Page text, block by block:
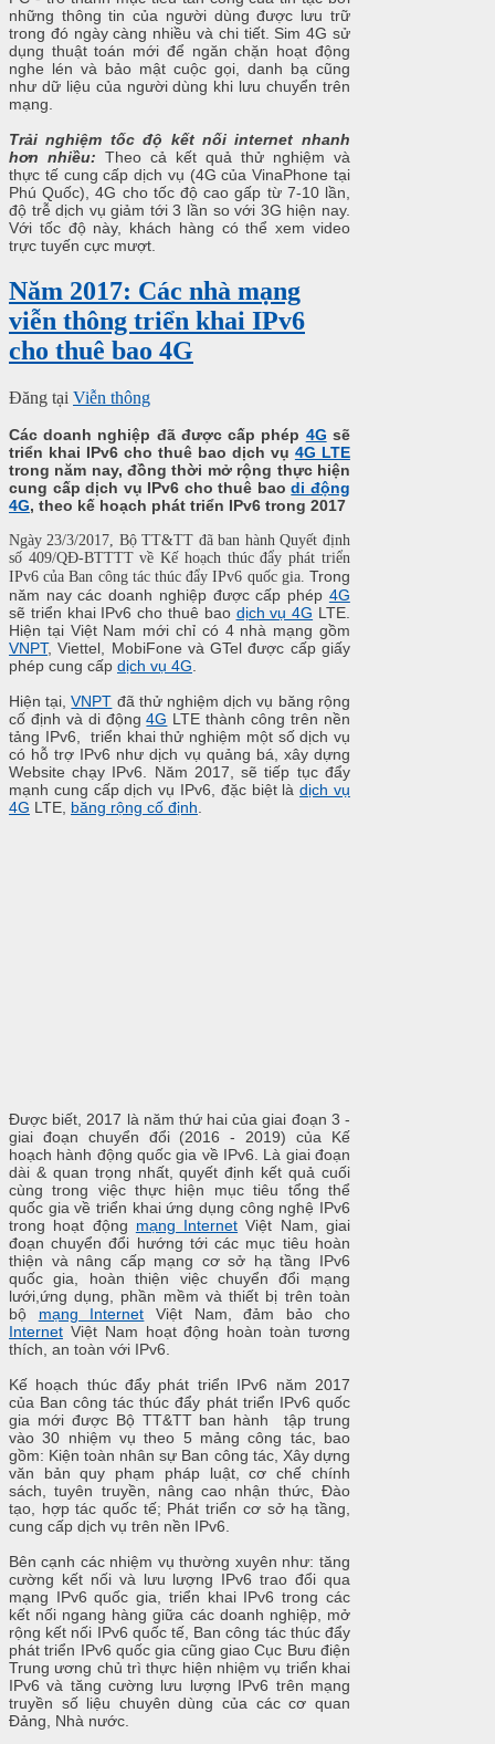
những thông tin của người dùng được lưu trữ
trong đó ngày càng nhiều và chi tiết. Sim 4G sử
dụng thuật toán mới để ngăn chặn hoạt động
nghe lén và bảo mật cuộc gọi, danh bạ cũng
như dữ liệu của người dùng khi lưu chuyển trên
mạng.
Trải nghiệm tốc độ kết nối internet nhanh
hơn nhiều: Theo cả kết quả thử nghiệm và
thực tế cung cấp dịch vụ (4G của VinaPhone tại
Phú Quốc), 4G cho tốc độ cao gấp từ 7-10 lần,
độ trễ dịch vụ giảm tới 3 lần so với 3G hiện nay.
Với tốc độ này, khách hàng có thể xem video
trực tuyến cực mượt.
Năm 2017: Các nhà mạng
viễn thông triển khai IPv6
cho thuê bao 4G
Đăng tại Viễn thông
Các doanh nghiệp đã được cấp phép 4G sẽ
triển khai IPv6 cho thuê bao dịch vụ 4G LTE
trong năm nay, đồng thời mở rộng thực hiện
cung cấp dịch vụ IPv6 cho thuê baodi động
4G, theo kế hoạch phát triển IPv6 trong 2017
Ngày 23/3/2017, Bộ TT&TT đã ban hành Quyết định
số 409/QĐ-BTTTT về Kế hoạch thúc đẩy phát triển
IPv6 của Ban công tác thúc đẩy IPv6 quốc gia. Trong
năm nay các doanh nghiệp được cấp phép 4G
sẽ triển khai IPv6 cho thuê bao dịch vụ 4G LTE.
Hiện tại Việt Nam mới chỉ có 4 nhà mạng gồm
VNPT, Viettel, MobiFone và GTel được cấp giấy
phép cung cấp dịch vụ 4G
Hiện tại,VNPT đã thử nghiệm dịch vụ băng rộng
cố định và di động4G LTE thành công trên nền
tảng IPv6, triển khai thử nghiệm một số dịch vụ
có hỗ trợ IPv6 như dịch vụ quảng bá, xây dựng
Website chạy IPv6. Năm 2017, sẽ tiếp tục đẩy
mạnh cung cấp dịch vụ IPv6, đặc biệt làdịch vụ
4G LTE, băng rộng cố định
Được biết, 2017 là năm thứ hai của giai đoạn 3 -
giai đoạn chuyển đổi (2016 - 2019) của Kế
hoạch hành động quốc gia về IPv6. Là giai đoạn
dài & quan trọng nhất, quyết định kết quả cuối
cùng trong việc thực hiện mục tiêu tổng thể
quốc gia về triển khai ứng dụng công nghệ IPv6
trong hoạt động mạng Internet Việt Nam, giai
đoạn chuyển đổi hướng tới các mục tiêu hoàn
thiện và nâng cấp mạng cơ sở hạ tầng IPv6
quốc gia, hoàn thiện việc chuyển đổi mạng
lưới,ứng dụng, phần mềm và thiết bị trên toàn
bộ mạng Internet Việt Nam, đảm bảo cho
Internet Việt Nam hoạt động hoàn toàn tương
thích, an toàn với IPv6.
Kế hoạch thúc đẩy phát triển IPv6 năm 2017
của Ban công tác thúc đẩy phát triển IPv6 quốc
gia mới được Bộ TT&TT ban hành tập trung
vào 30 nhiệm vụ theo 5 mảng công tác, bao
gồm: Kiện toàn nhân sự Ban công tác, Xây dựng
văn bản quy phạm pháp luật, cơ chế chính
sách, tuyên truyền, nâng cao nhận thức, Đào
tạo, hợp tác quốc tế; Phát triển cơ sở hạ tầng,
cung cấp dịch vụ trên nền IPv6.
Bên cạnh các nhiệm vụ thường xuyên như: tăng
cường kết nối và lưu lượng IPv6 trao đổi qua
mạng IPv6 quốc gia, triển khai IPv6 trong các
kết nối ngang hàng giữa các doanh nghiệp, mở
rộng kết nối IPv6 quốc tế, Ban công tác thúc đẩy
phát triển IPv6 quốc gia cũng giao Cục Bưu điện
Trung ương chủ trì thực hiện nhiệm vụ triển khai
IPv6 và tăng cường lưu lượng IPv6 trên mạng
truyền số liệu chuyên dùng của các cơ quan
Đảng, Nhà nước.